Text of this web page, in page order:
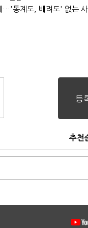
…'통계도, 배려도' 없는
추천